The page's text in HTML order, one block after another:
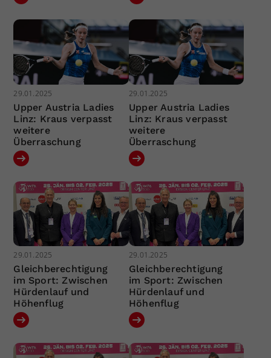
29.01.2025
Upper Austria Ladies
Linz: Kraus verpasst
weitere
Überraschung
29.01.2025
Upper Austria Ladies
Linz: Kraus verpasst
weitere
Überraschung
29.01.2025
Gleichberechtigung
im Sport: Zwischen
Hürdenlauf und
Höhenflug
29.01.2025
Gleichberechtigung
im Sport: Zwischen
Hürdenlauf und
Höhenflug